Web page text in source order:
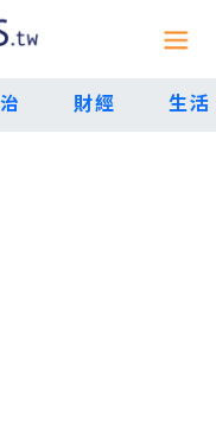
財經 生活